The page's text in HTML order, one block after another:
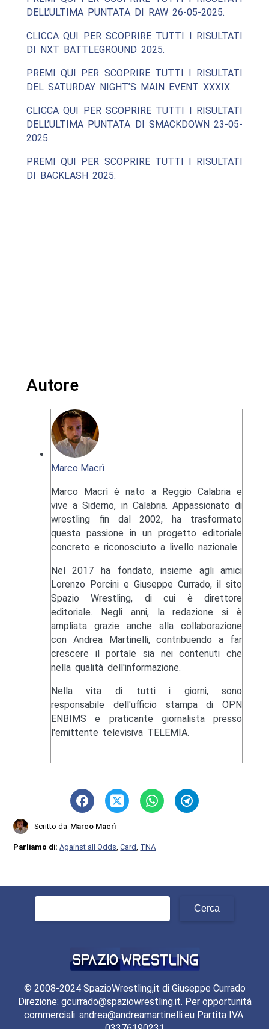
DELL’ULTIMA PUNTATA DI RAW 26-05-2025.
CLICCA QUI PER SCOPRIRE TUTTI I RISULTATI
DI NXT BATTLEGROUND 2025.
PREMI QUI PER SCOPRIRE TUTTI I RISULTATI
DEL SATURDAY NIGHT’S MAIN EVENT XXXIX.
CLICCA QUI PER SCOPRIRE TUTTI I RISULTATI
DELL’ULTIMA PUNTATA DI SMACKDOWN 23-05-
2025.
PREMI QUI PER SCOPRIRE TUTTI I RISULTATI
DI BACKLASH 2025.
Autore
Marco Macrì
Marco Macrì è nato a Reggio Calabria e
vive a Siderno, in Calabria. Appassionato di
wrestling fin dal 2002, ha trasformato
questa passione in un progetto editoriale
concreto e riconosciuto a livello nazionale.
Nel 2017 ha fondato, insieme agli amici
Lorenzo Porcini e Giuseppe Currado, il sito
Spazio Wrestling, di cui è direttore
editoriale. Negli anni, la redazione si è
ampliata grazie anche alla collaborazione
con Andrea Martinelli, contribuendo a far
crescere il portale sia nei contenuti che
nella qualità dell'informazione.
Nella vita di tutti i giorni, sono
responsabile dell'ufficio stampa di OPN
ENBIMS e praticante giornalista presso
l'emittente televisiva TELEMIA.
Scritto da Marco Macrì
Parliamo di:Against all Odds ,Card TNA
© 2008-2024 SpazioWrestling,it di Giuseppe Currado
Direzione: gcurrado@spaziowrestling.it. Per opportunità
commerciali: andrea@andreamartinelli.eu Partita IVA: